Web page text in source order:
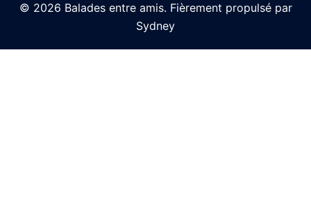
© 2026 Balades entre amis. Fièrement propulsé par
Sydney